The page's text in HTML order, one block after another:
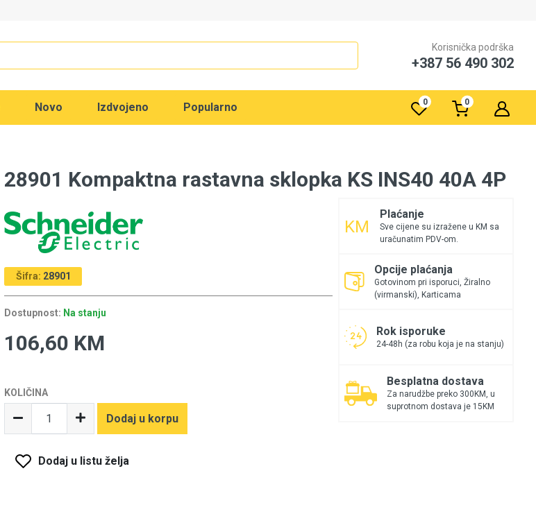
Korisnička podrška
+387 56 490 302
Novo Izdvojeno Popularno 0 0
28901 Kompaktna rastavna sklopka KS INS40 40A 4P
Šifra: 28901
Dostupnost: Na stanju
106,60 KM
KOLIČINA
Dodaj u korpu
Dodaj u listu želja
Plaćanje
Sve cijene su izražene u KM sa
uračunatim PDV-om.
Opcije plaćanja
Gotovinom pri isporuci, Žiralno
(virmanski), Karticama
Rok isporuke
24-48h (za robu koja je na stanju)
Besplatna dostava
Za narudžbe preko 300KM, u
suprotnom dostava je 15KM